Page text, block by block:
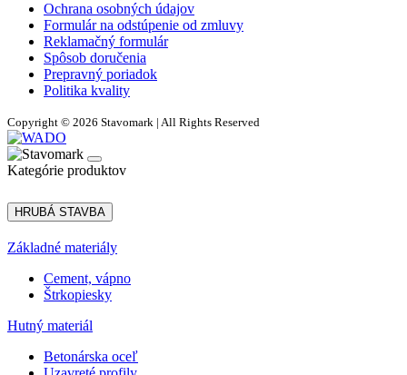
Ochrana osobných údajov
Formulár na odstúpenie od zmluvy
Reklamačný formulár
Spôsob doručenia
Prepravný poriadok
Politika kvality
Copyright © 2026 Stavomark | All Rights Reserved
Kategórie produktov
HRUBÁ STAVBA
Základné materiály
Cement, vápno
Štrkopiesky
Hutný materiál
Betonárska oceľ